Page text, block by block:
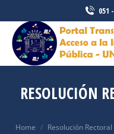
051
RESOLUCIÓN
You are here:
Home Resolución Rectoral